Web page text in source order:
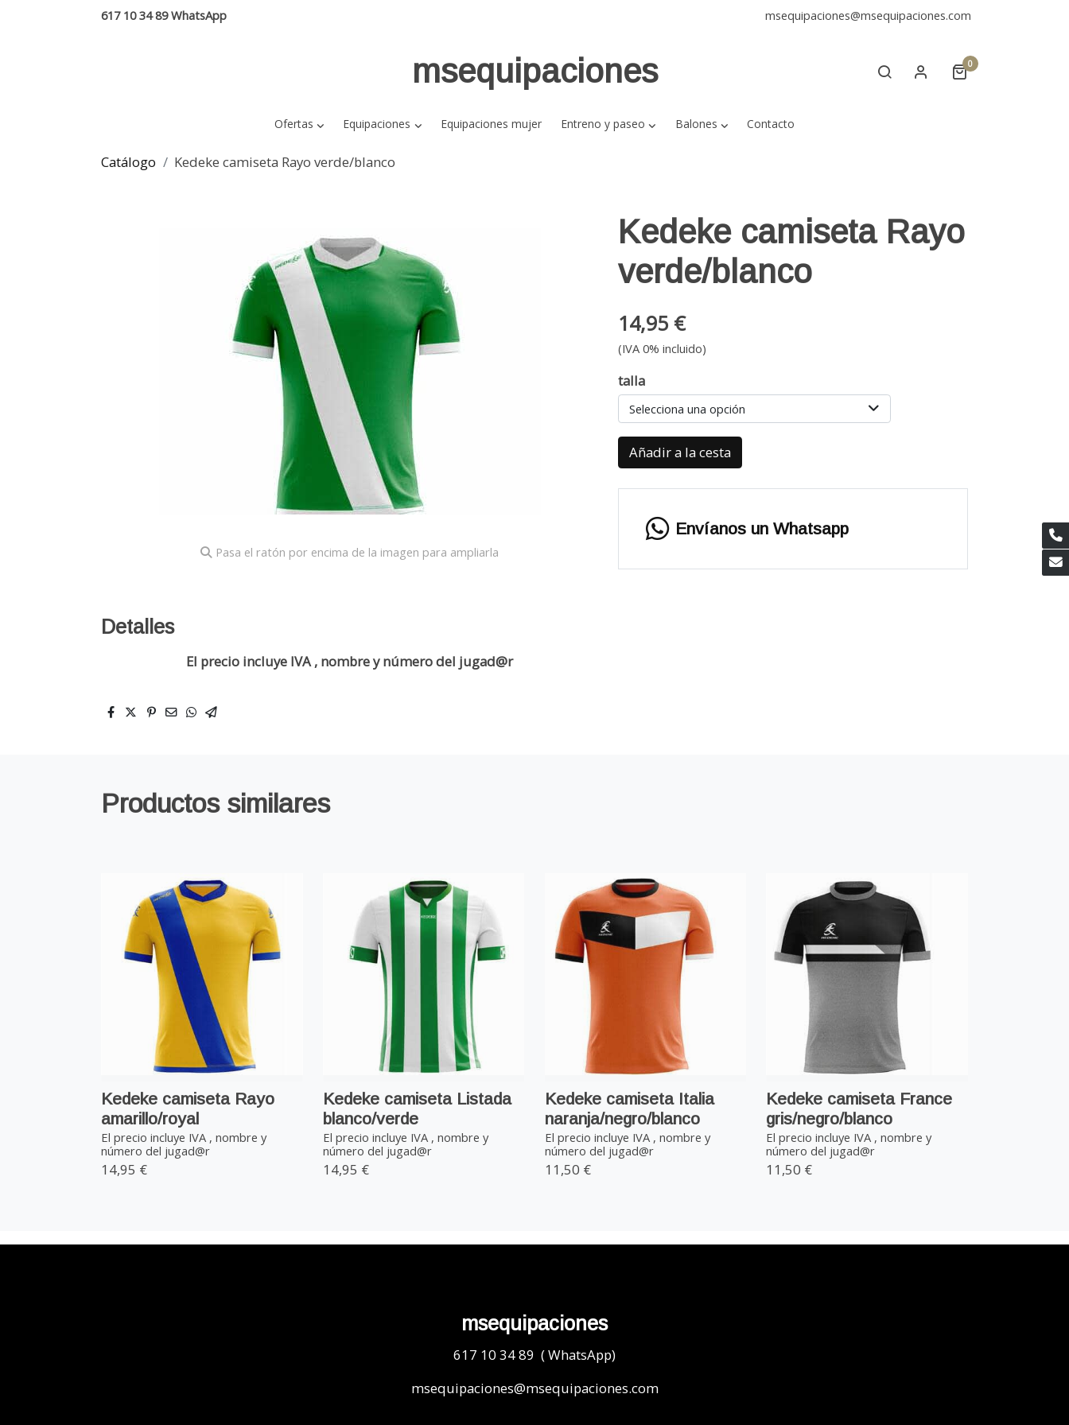
617 10 34 89 WhatsApp msequipaciones@msequipaciones.com
msequipaciones 0
Ofertas Equipaciones Equipaciones mujer Entreno y paseo Balones Contacto
Catálogo Kedeke camiseta Rayo verde/blanco
Pasa el ratón por encima de la imagen para ampliarla
Detalles
El precio incluye IVA , nombre y número del jugad@r
Kedeke camiseta Rayo
verde/blanco
14,95 €
(IVA 0% incluido)
talla
Selecciona una opción
Añadir a la cesta
Envíanos un Whatsapp
Productos similares
Kedeke camiseta Rayo
amarillo/royal
El precio incluye IVA , nombre y
número del jugad@r
14,95 €
Kedeke camiseta Listada
blanco/verde
El precio incluye IVA , nombre y
número del jugad@r
14,95 €
Kedeke camiseta Italia
naranja/negro/blanco
El precio incluye IVA , nombre y
número del jugad@r
11,50 €
Kedeke camiseta France
gris/negro/blanco
El precio incluye IVA , nombre y
número del jugad@r
11,50 €
msequipaciones
617 10 34 89 ( WhatsApp)
msequipaciones@msequipaciones.com